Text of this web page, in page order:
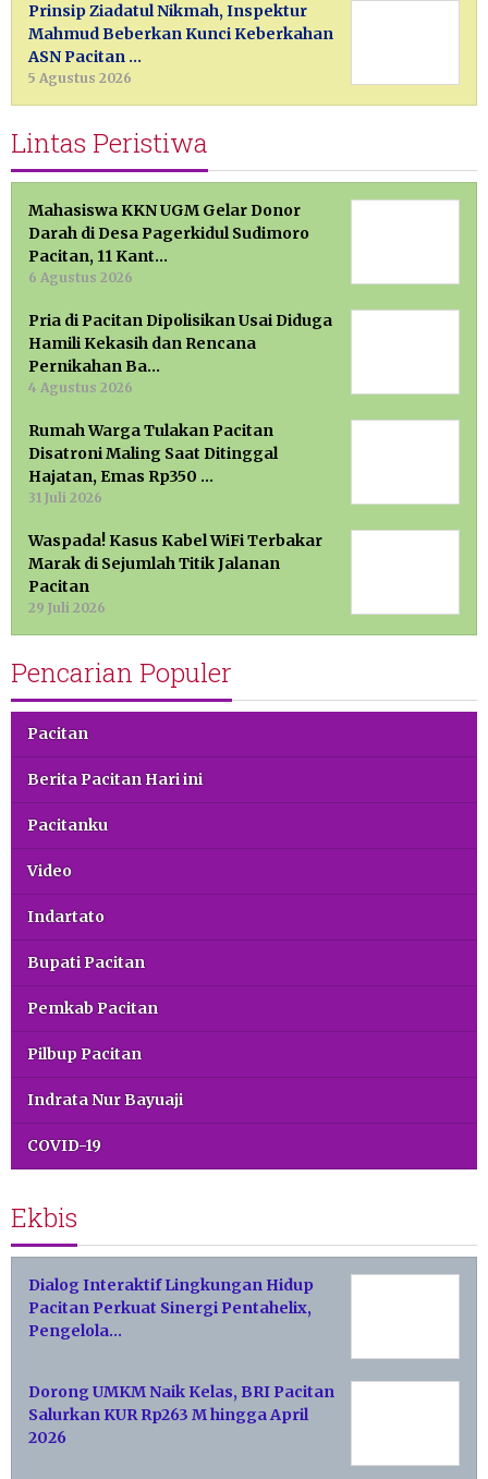
Prinsip Ziadatul Nikmah, Inspektur
Mahmud Beberkan Kunci Keberkahan
ASN Pacitan …
5 Agustus 2026
Lintas Peristiwa
Mahasiswa KKN UGM Gelar Donor
Darah di Desa Pagerkidul Sudimoro
Pacitan, 11 Kant…
6 Agustus 2026
Pria di Pacitan Dipolisikan Usai Diduga
Hamili Kekasih dan Rencana
Pernikahan Ba…
4 Agustus 2026
Rumah Warga Tulakan Pacitan
Disatroni Maling Saat Ditinggal
Hajatan, Emas Rp350 …
31 Juli 2026
Waspada! Kasus Kabel WiFi Terbakar
Marak di Sejumlah Titik Jalanan
Pacitan
29 Juli 2026
Pencarian Populer
Pacitan
Berita Pacitan Hari ini
Pacitanku
Video
Indartato
Bupati Pacitan
Pemkab Pacitan
Pilbup Pacitan
Indrata Nur Bayuaji
COVID-19
Ekbis
Dialog Interaktif Lingkungan Hidup
Pacitan Perkuat Sinergi Pentahelix,
Pengelola…
Dorong UMKM Naik Kelas, BRI Pacitan
Salurkan KUR Rp263 M hingga April
2026